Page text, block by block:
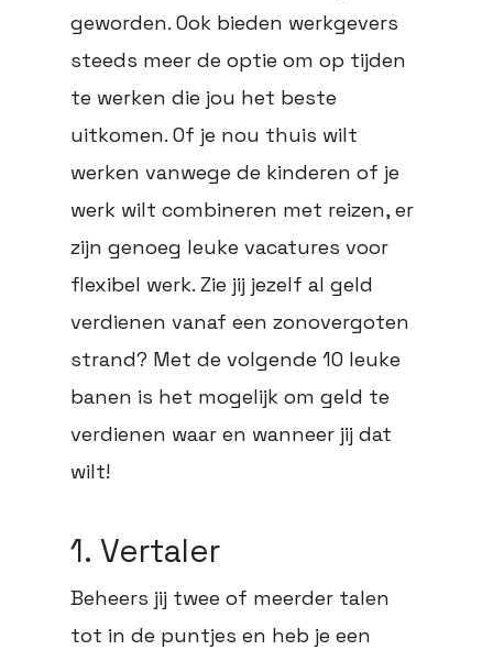
geworden. Ook bieden werkgevers
steeds meer de optie om op tijden
te werken die jou het beste
uitkomen. Of je nou thuis wilt
werken vanwege de kinderen of je
werk wilt combineren met reizen, er
zijn genoeg leuke vacatures voor
flexibel werk. Zie jij jezelf al geld
verdienen vanaf een zonovergoten
strand? Met de volgende 10 leuke
banen is het mogelijk om geld te
verdienen waar en wanneer jij dat
wilt!
1. Vertaler
Beheers jij twee of meerder talen
tot in de puntjes en heb je een